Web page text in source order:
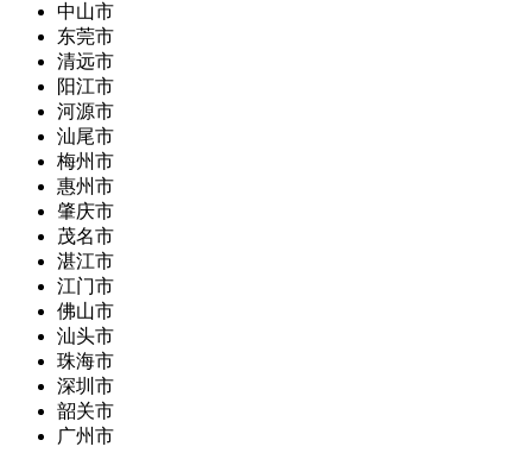
中山市
东莞市
清远市
阳江市
河源市
汕尾市
梅州市
惠州市
肇庆市
茂名市
湛江市
江门市
佛山市
汕头市
珠海市
深圳市
韶关市
广州市